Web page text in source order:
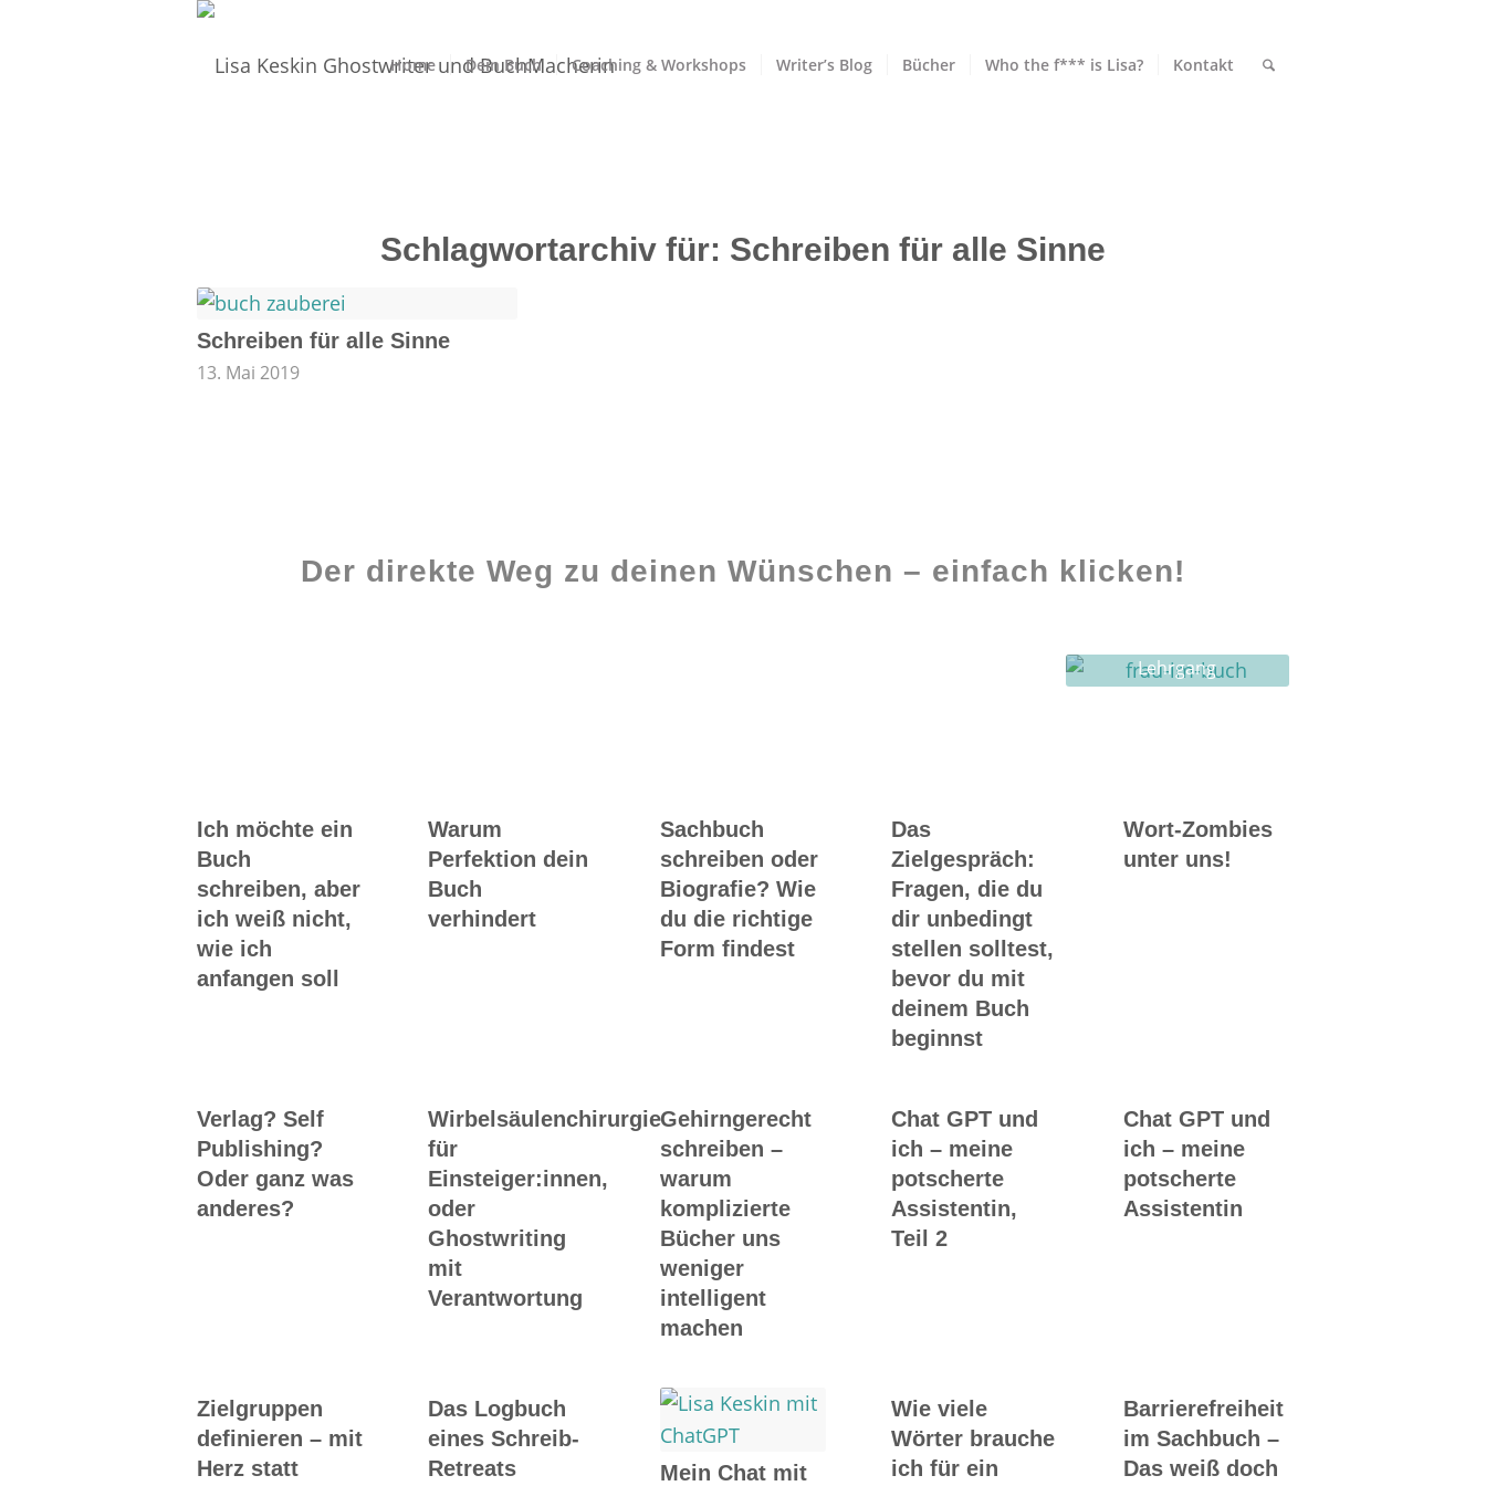
Home Dein Buch Coaching & Workshops Writer’s Blog Bücher Who the f*** is Lisa? Kontakt
Schlagwortarchiv für: Schreiben für alle Sinne
Schreiben für alle Sinne
13. Mai 2019
Der direkte Weg zu deinen Wünschen – einfach klicken!
Lehrgang
Ghostwriting
Ich möchte ein
Buch
schreiben, aber
ich weiß nicht,
wie ich
anfangen soll
Warum
Perfektion dein
Buch
verhindert
Sachbuch
schreiben oder
Biografie? Wie
du die richtige
Form findest
Das
Zielgespräch:
Fragen, die du
dir unbedingt
stellen solltest,
bevor du mit
deinem Buch
beginnst
Wort-Zombies
unter uns!
Verlag? Self
Publishing?
Oder ganz was
anderes?
Wirbelsäulenchirurgie
für
Einsteiger:innen,
oder
Ghostwriting
mit
Verantwortung
Gehirngerecht
schreiben –
warum
komplizierte
Bücher uns
weniger
intelligent
machen
Chat GPT und
ich – meine
potscherte
Assistentin,
Teil 2
Chat GPT und
ich – meine
potscherte
Assistentin
Zielgruppen
definieren – mit
Herz statt
Das Logbuch
eines Schreib-
Retreats
Mein Chat mit
Wie viele
Wörter brauche
ich für ein
Barrierefreiheit
im Sachbuch –
Das weiß doch